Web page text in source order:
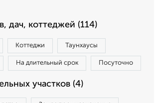
дач, коттеджей (114)
Коттеджи Таунхаусы
На длительный срок Посуточно
участков (4)